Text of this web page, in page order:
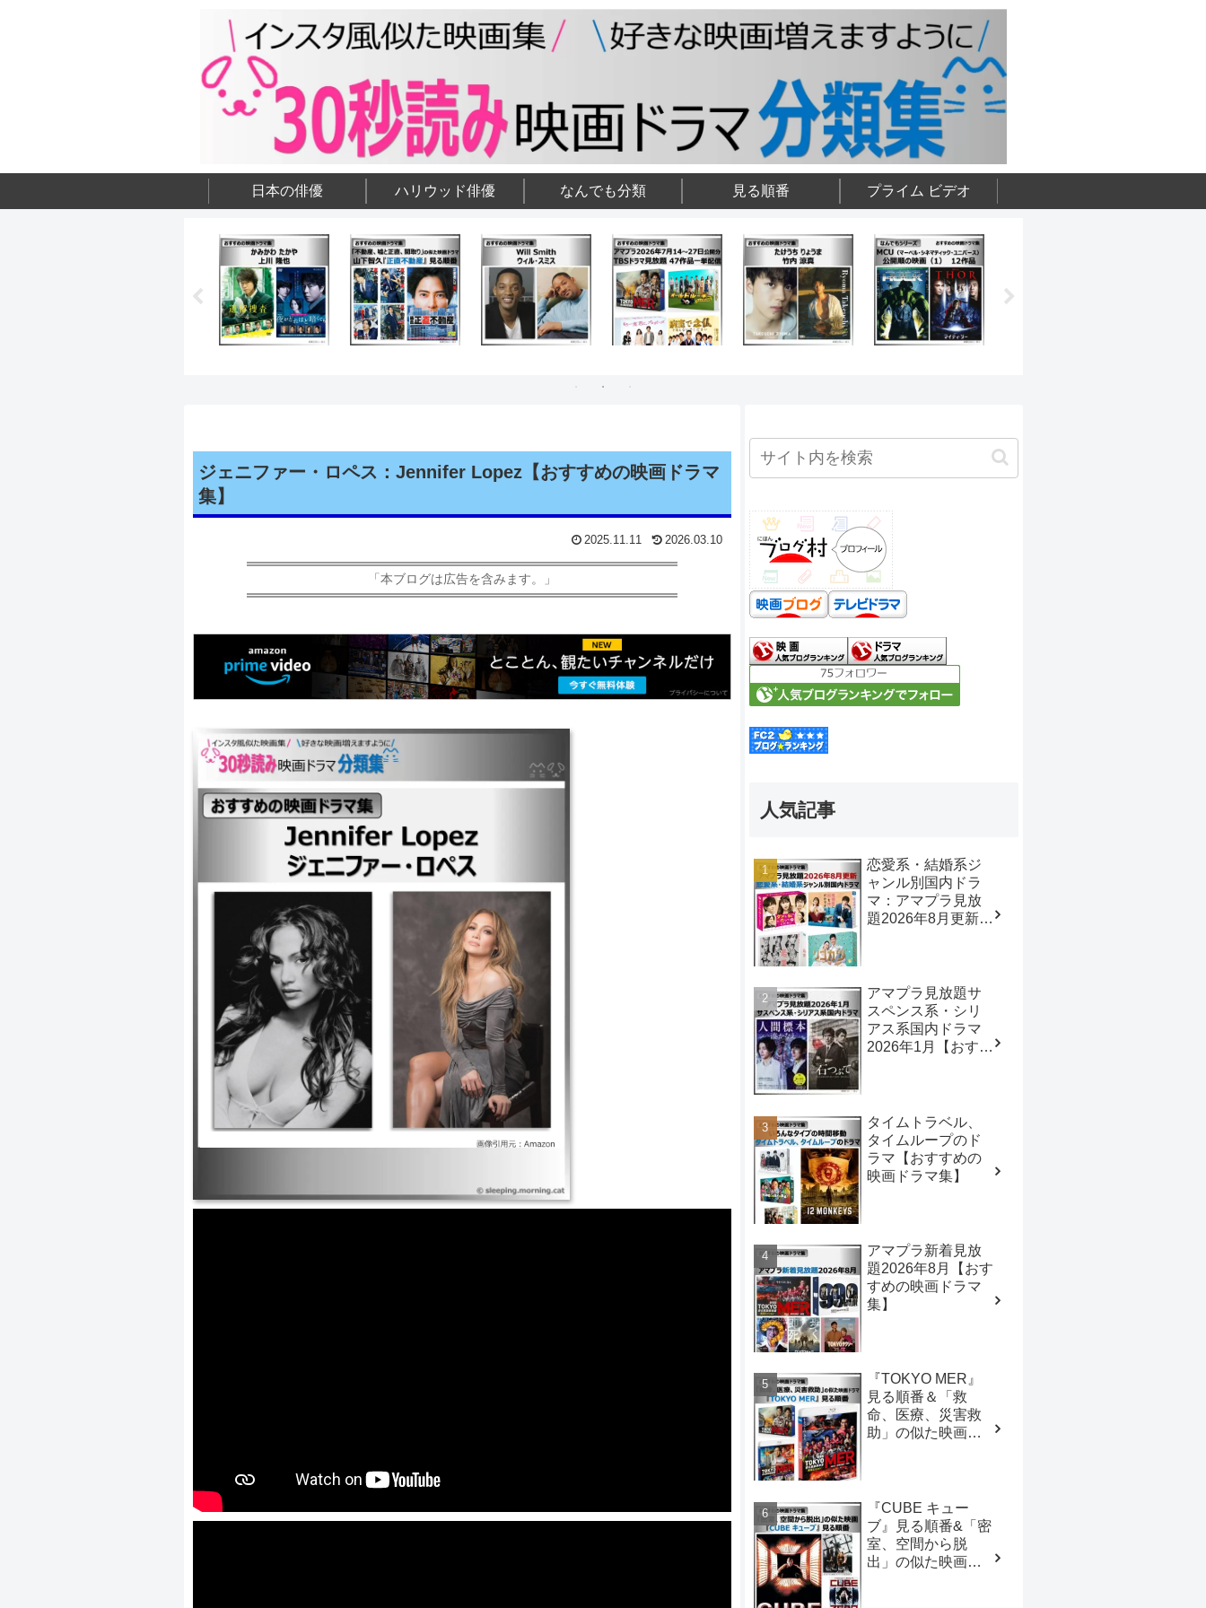
日本の俳優 ハリウッド俳優 なんでも分類 見る順番 プライム ビデオ
ジェニファー・ロペス：Jennifer Lopez【おすすめの映画ドラマ
集】
2025.11.11 2026.03.10
「本ブログは広告を含みます。」
｜アンストッパブル ｜ショットガン・ウェディング ｜ハスラー
ズ ｜シェイズ・オブ・ブルー ブルックリン警察 ｜PARKER／
パーカー ｜Shall we Dance? シャル・ウィ・ダンス? ｜メイ
ド・イン・マンハッタン ｜イナフ ｜ウェディング・プランナー
｜ザ・セル ｜アナコンダ ｜マネートレイン
人気記事
恋愛系・結婚系ジ
ャンル別国内ドラ
マ：アマプラ見放
題2026年8月更新
アマプラ見放題サ
スペンス系・シリ
アス系国内ドラマ
2026年1月【おすす
タイムトラベル、
タイムループのド
ラマ【おすすめの
映画ドラマ集】
アマプラ新着見放
題2026年8月【おす
すめの映画ドラマ
集】
『TOKYO MER』
見る順番＆「救
命、医療、災害救
助」の似た映画ド
『CUBE キュー
ブ』見る順番&「密
室、空間から脱
出」の似た映画